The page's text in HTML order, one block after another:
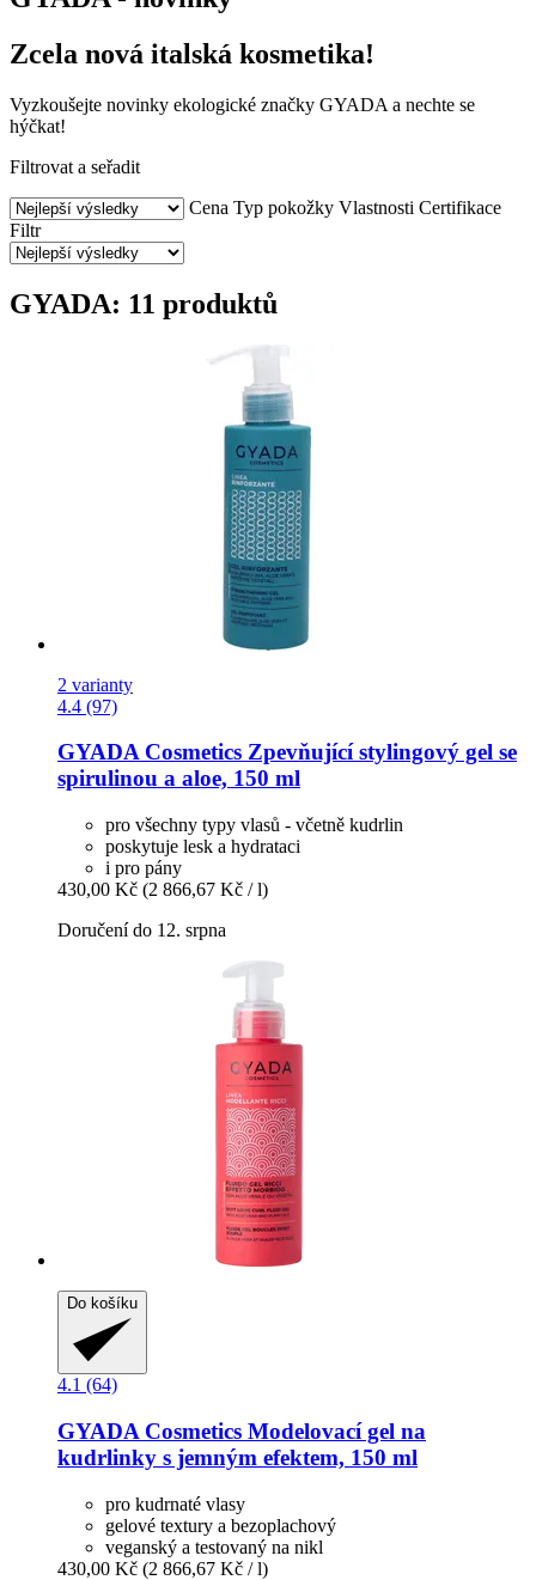
Zcela nová italská kosmetika!
Vyzkoušejte novinky ekologické značky GYADA a nechte se
hýčkat!
Filtrovat a seřadit
Cena Typ pokožky Vlastnosti Certifikace
Filtr
GYADA: 11 produktů
2 varianty
4.4 (97)
GYADA Cosmetics Zpevňující stylingový gel se
spirulinou a aloe, 150 ml
pro všechny typy vlasů - včetně kudrlin
poskytuje lesk a hydrataci
i pro pány
430,00 Kč (2 866,67 Kč / l)
Doručení do 12. srpna
Do košíku
4.1 (64)
GYADA Cosmetics Modelovací gel na
kudrlinky s jemným efektem, 150 ml
pro kudrnaté vlasy
gelové textury a bezoplachový
veganský a testovaný na nikl
430,00 Kč (2 866,67 Kč / l)